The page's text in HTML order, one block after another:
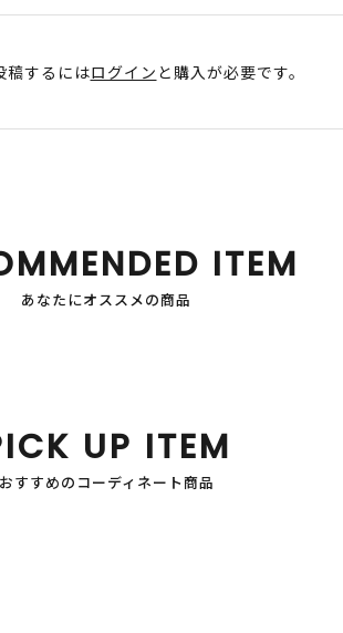
稿するにはログイン と購入が必要です。
ITEM
あなたにオススメの商品
UP ITEM
おすすめのコーディネート商品